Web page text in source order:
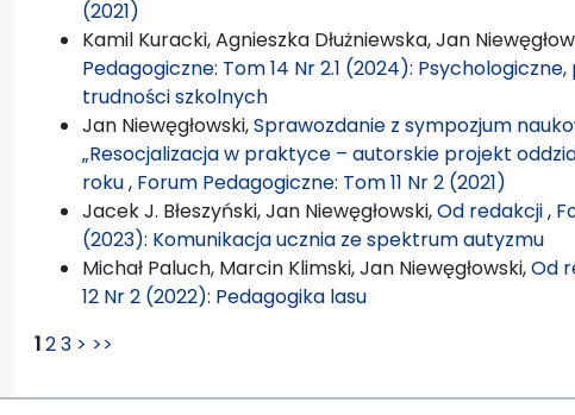
(2021)
Kamil Kuracki, Agnieszka Dłużniewska, Jan
Pedagogiczne: Tom 14 Nr 2.1 (2024):
trudności szkolnych
Jan Niewęgłowski,Sprawozdanie z sympozjum
„Resocjalizacja w praktyce – autorskie projekt
roku, Forum Pedagogiczne: Tom 11 Nr 2 (2021)
Jacek J. Błeszyński, Jan Niewęgłowski,Od redakcji,
(2023): Komunikacja ucznia ze spektrum autyzmu
Michał Paluch, Marcin Klimski, Jan Niewęgłowski,Od
12 Nr 2 (2022): Pedagogika lasu
123 > >>